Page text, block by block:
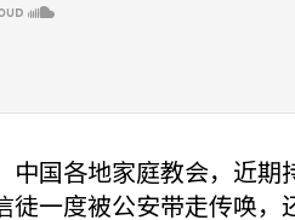
国各地家庭教会，近
一度被公安带走传唤